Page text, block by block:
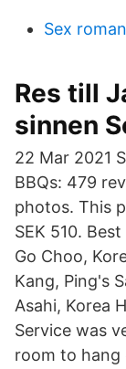
Sex
Res till
sinnen
22 Mar 2021
BBQs: 479
photos. This
SEK 510.
Go Choo,
Kang, Ping's
Asahi, Korea
Service was
room to hang